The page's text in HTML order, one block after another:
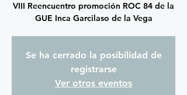
VIII Reencuentro promoción ROC 84 de la
GUE Inca Garcilaso de la Vega
Se ha cerrado la posibilidad de
registrarse
Ver otros eventos